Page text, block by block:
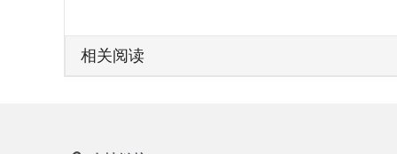
相关阅读